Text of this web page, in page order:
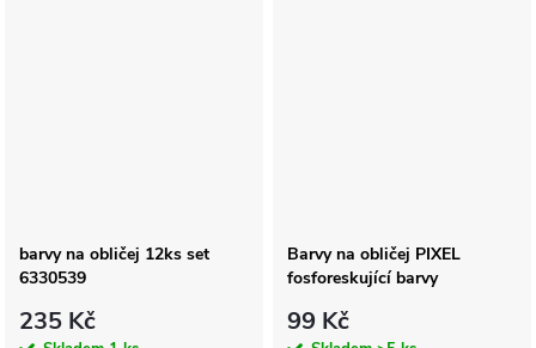
barvy na obličej 12ks set
6330539
235 Kč
Barvy na obličej PIXEL
fosforeskující barvy
99 Kč